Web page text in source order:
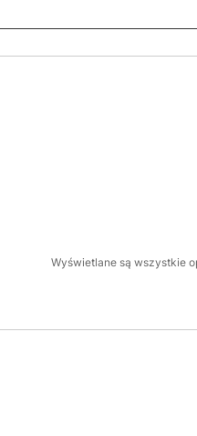
Wyświetlane są wszystkie